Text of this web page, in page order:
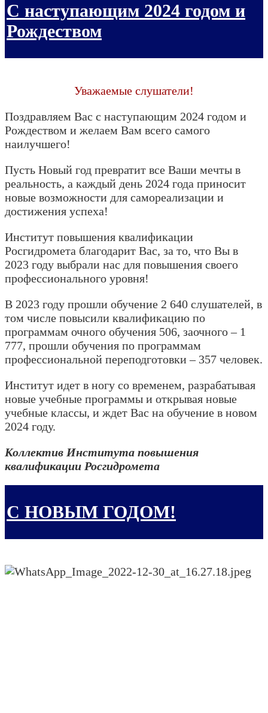
С наступающим 2024 годом и
Рождеством
Уважаемые слушатели!
Поздравляем Вас с наступающим 2024 годом и
Рождеством и желаем Вам всего самого
наилучшего!
Пусть Новый год превратит все Ваши мечты в
реальность, а каждый день 2024 года приносит
новые возможности для самореализации и
достижения успеха!
Институт повышения квалификации
Росгидромета благодарит Вас, за то, что Вы в
2023 году выбрали нас для повышения своего
профессионального уровня!
В 2023 году прошли обучение 2 640 слушателей, в
том числе повысили квалификацию по
программам очного обучения 506, заочного – 1
777, прошли обучения по программам
профессиональной переподготовки – 357 человек.
Институт идет в ногу со временем, разрабатывая
новые учебные программы и открывая новые
учебные классы, и ждет Вас на обучение в новом
2024 году.
Коллектив Института повышения
квалификации Росгидромета
С НОВЫМ ГОДОМ!